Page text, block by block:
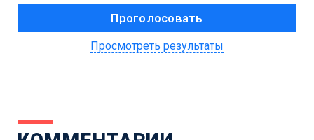
Просмотреть результаты